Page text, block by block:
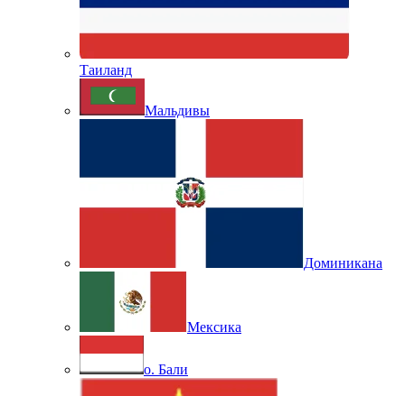
Таиланд
Мальдивы
Доминикана
Мексика
о. Бали